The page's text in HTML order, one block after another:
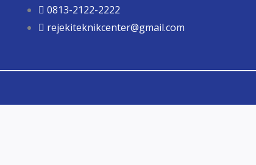
0813-2122-2222
rejekiteknikcenter@gmail.com